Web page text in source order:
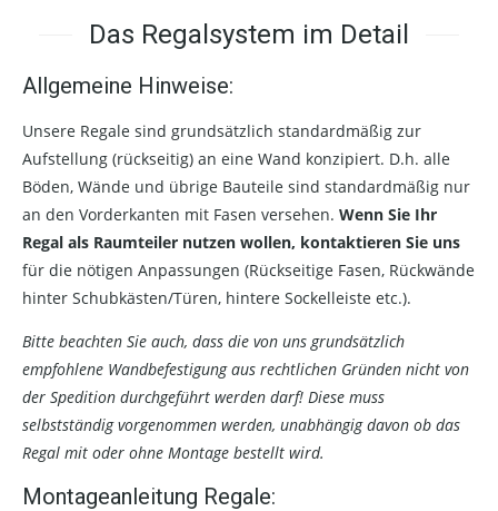
Das Regalsystem im Detail
Allgemeine Hinweise:
Unsere Regale sind grundsätzlich standardmäßig zur
Aufstellung (rückseitig) an eine Wand konzipiert. D.h. alle
Böden, Wände und übrige Bauteile sind standardmäßig nur
an den Vorderkanten mit Fasen versehen. Wenn Sie Ihr
Regal als Raumteiler nutzen wollen, kontaktieren Sie uns
für die nötigen Anpassungen (Rückseitige Fasen, Rückwände
hinter Schubkästen/Türen, hintere Sockelleiste etc.).
Bitte beachten Sie auch, dass die von uns grundsätzlich
empfohlene Wandbefestigung aus rechtlichen Gründen nicht von
der Spedition durchgeführt werden darf! Diese muss
selbstständig vorgenommen werden, unabhängig davon ob das
Regal mit oder ohne Montage bestellt wird.
Montageanleitung Regale: